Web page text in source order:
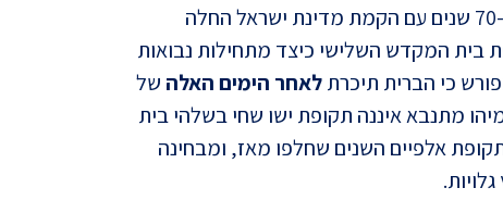
החדשה היא תקופת קיבוץ כל הגלויות. רק לפני כ-70 שנים עם הקמת מדינת ישראל החלה
בית המקדש השלישי כיצד מתחילות נבואות
כי הברית תיכרתלאחר הימים האלה של
מתנבא איננה תקופת ישו שחי בשלהי בית
תקופת אלפיים השנים שחלפו מאז, ומבחינה